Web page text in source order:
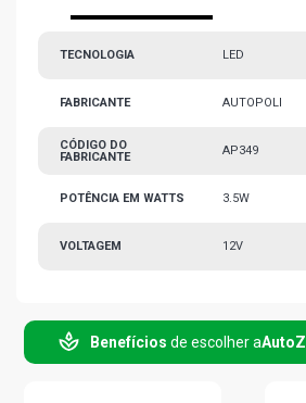
TECNOLOGIA LED
FABRICANTE AUTOPOLI
CÓDIGO DO
FABRICANTE
AP349
POTÊNCIA EM WATTS 3.5W
VOLTAGEM 12V
Benefícios de escolher aAutoZ